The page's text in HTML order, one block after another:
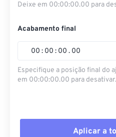
Deixe em 00:00:00.00 para
Acabamento final
00 : 00 : 00 . 00
Especifique a posição final do
em 00:00:00.00 para desativar.
Aplicar a